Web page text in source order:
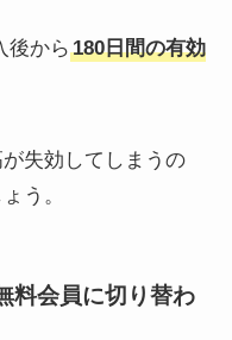
後から 180日間の有効
失効してしまうの
う。
料会員に切り替わ